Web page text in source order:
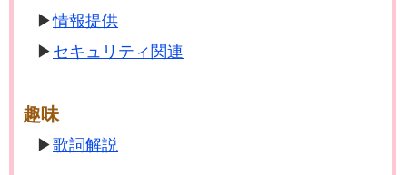
情報提供
セキュリティ関連
趣味
歌詞解説